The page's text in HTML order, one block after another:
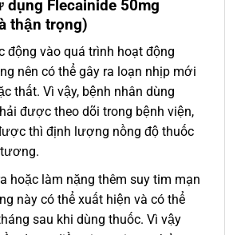
Flecainide 50mg
thận trọng)
động vào quá trình hoạt động
nên có thể gây ra loạn nhịp mới
thất. Vì vậy, bệnh nhân dùng
được theo dõi trong bệnh viện,
thì định lượng nồng độ thuốc
hoặc làm nặng thêm suy tim mạn
này có thể xuất hiện và có thể
sau khi dùng thuốc. Vì vậy